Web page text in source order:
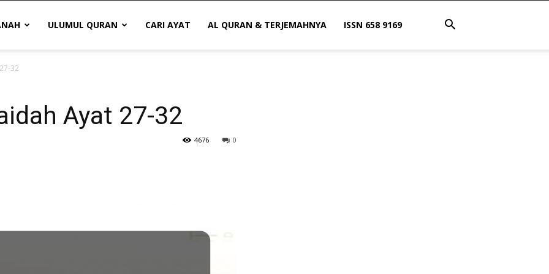
ULUMUL QURAN CARI AYAT AL QURAN & TERJEMAHNYA ISSN 658 9169
32
Ayat 27-32
0
4676